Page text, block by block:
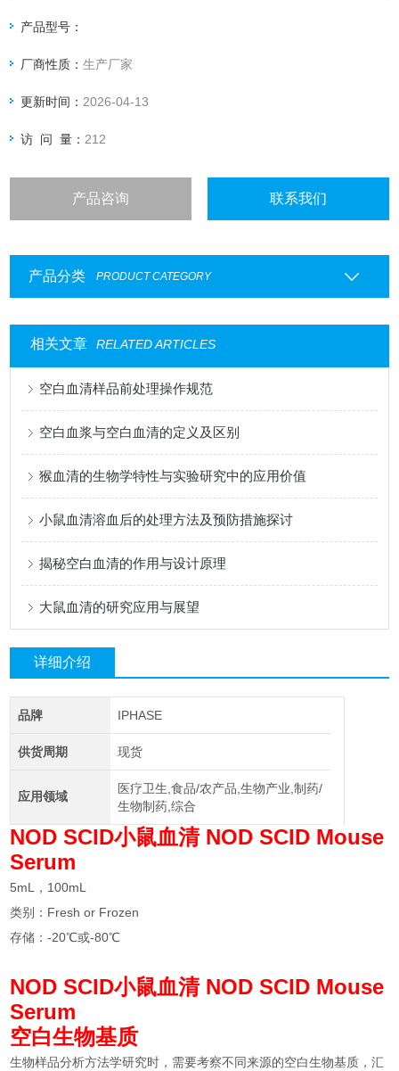
产品型号：
厂商性质：生产厂家
更新时间： 2026-04-13
访 问 量： 212
产品咨询 联系我们
产品分类 PRODUCT CATEGORY
相关文章 RELATED ARTICLES
空白血清样品前处理操作规范
空白血浆与空白血清的定义及区别
猴血清的生物学特性与实验研究中的应用价值
小鼠血清溶血后的处理方法及预防措施探讨
揭秘空白血清的作用与设计原理
大鼠血清的研究应用与展望
详细介绍
品牌 IPHASE
供货周期 现货
应用领域
医疗卫生,食品/农产品,生物产业,制药/
生物制药,综合
NOD SCID小鼠血清 NOD SCID Mouse
Serum
5mL，100mL
类别：Fresh or Frozen
存储：-20℃或-80℃
NOD SCID小鼠血清 NOD SCID Mouse
Serum
空白生物基质
生物样品分析方法学研究时，需要考察不同来源的空白生物基质，汇